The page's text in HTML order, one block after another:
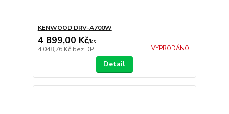
KENWOOD DRV-A700W
4 899,00 Kč/ks
4 048,76 Kč bez DPH VYPRODÁNO
Detail